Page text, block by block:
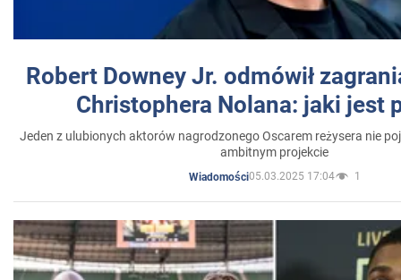
Robert Downey Jr. odmówił
Christophera Nolana: jaki jest
Jeden z ulubionych aktorów nagrodzonego Oscarem reżysera nie
ambitnym projekcie
Wiadomości05.03.2025 17:04 1